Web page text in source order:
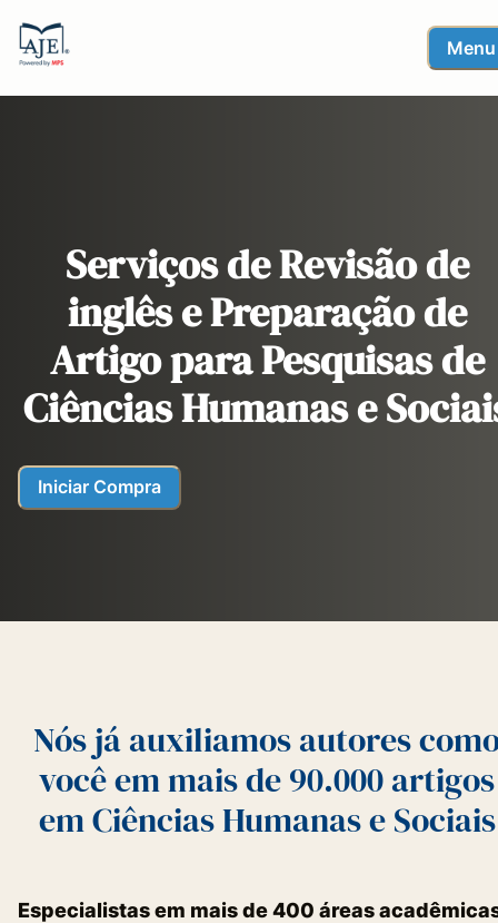
Menu
Serviços de Revisão de
inglês e Preparação de
Artigo para Pesquisas de
Ciências Humanas e
Iniciar Compra
Nós já auxiliamos autores
você em mais de 90.000 artigos
em Ciências Humanas e Sociais
Especialistas em mais de 400 áreas